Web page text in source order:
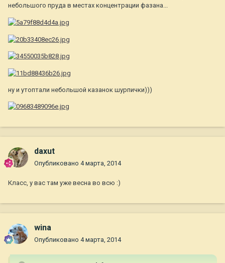
небольшого пруда в местах концентрации фазана...
ну и утоптали небольшой казанок шурпички)))
daxut
Опубликовано 4 марта, 2014
Класс, у вас там уже весна во всю :)
wina
Опубликовано 4 марта, 2014